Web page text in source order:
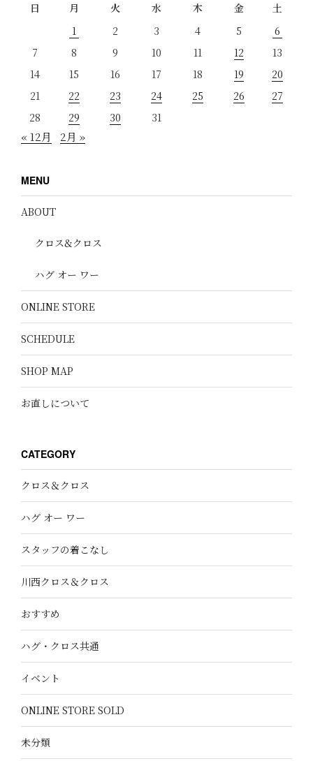
日
月 火 水 木 金
土
1
2 3 4 5
6
7
8 9 10 11 12
13
14
15 16 17 18 19
20
21
22 23 24 25 26
27
28
29 30 31
« 12月 2月 »
MENU
ABOUT
クロス&クロス
ハグ オー ワー
ONLINE STORE
SCHEDULE
SHOP MAP
お直しについて
CATEGORY
クロス＆クロス
ハグ オー ワー
スタッフの着こなし
川西クロス＆クロス
おすすめ
ハグ・クロス共通
イベント
ONLINE STORE SOLD
未分類